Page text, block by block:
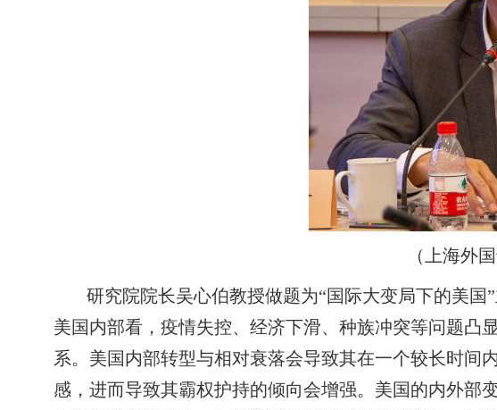
（上海外
研究院院长吴心伯教授做题为“国际大变局下的美国
美国内部看，疫情失控、经济下滑、种族冲突等问题凸
系。美国内部转型与相对衰落会导致其在一个较长时间
感，进而导致其霸权护持的倾向会增强。美国的内外部